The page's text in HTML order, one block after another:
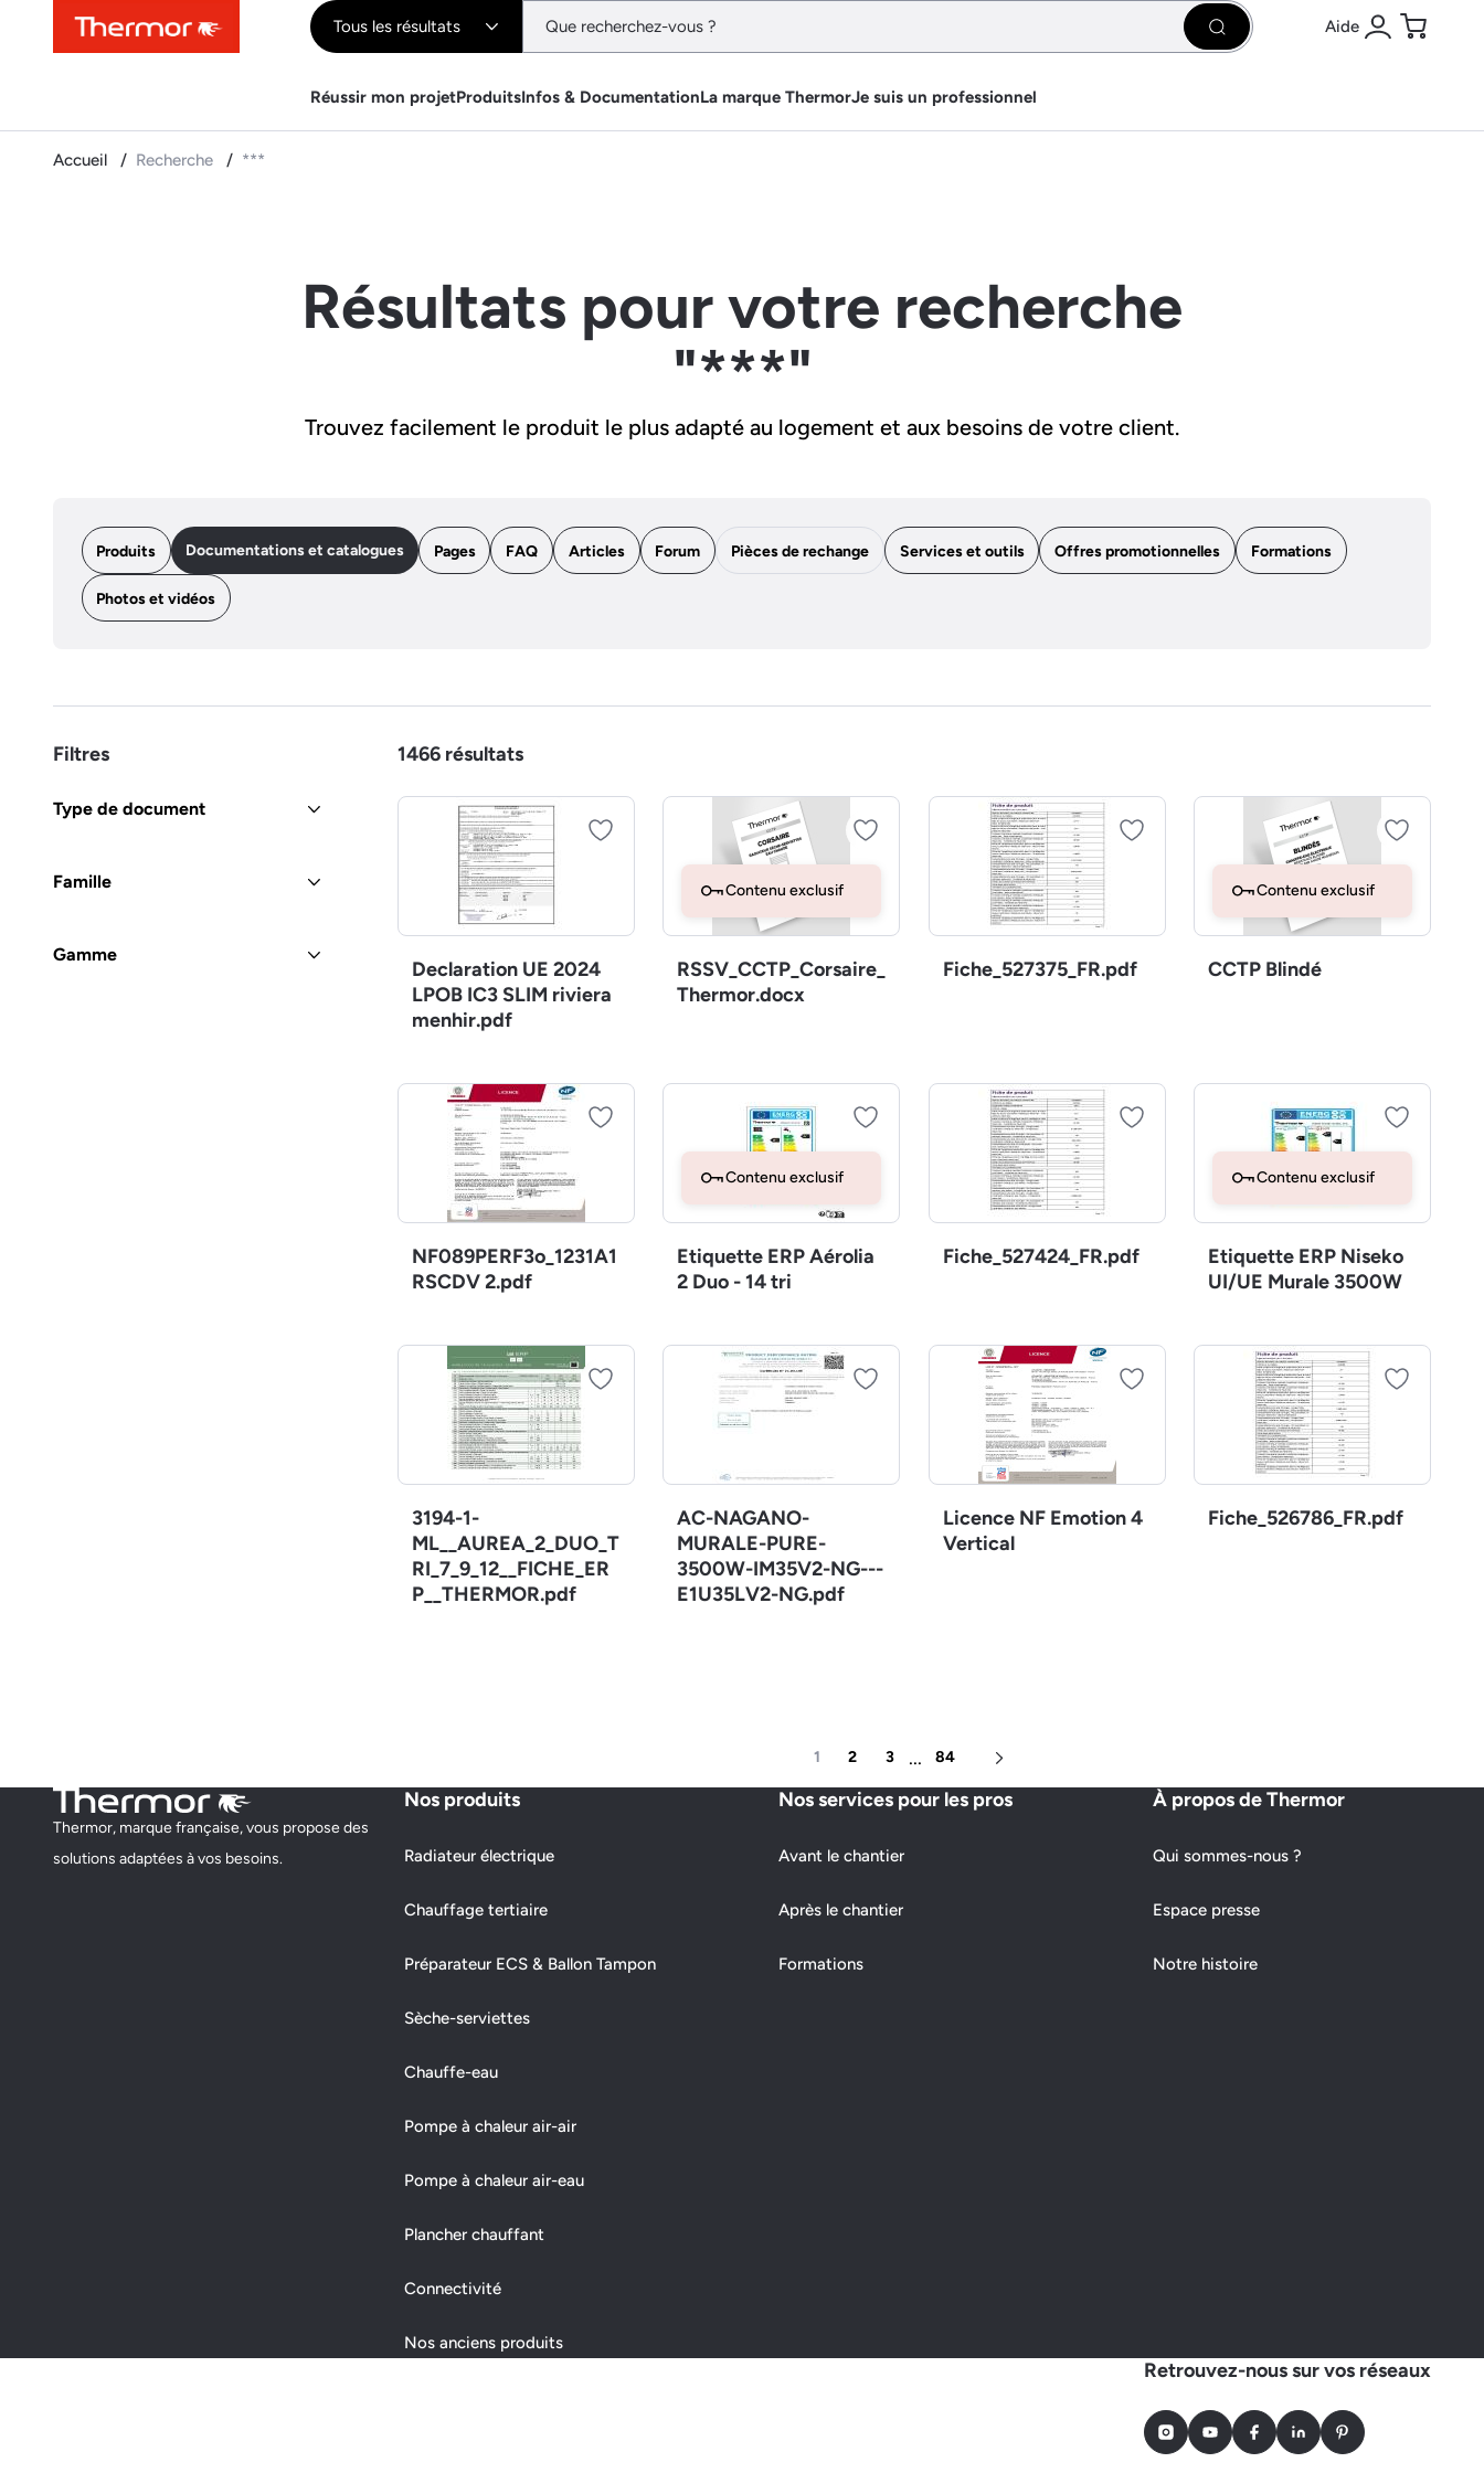
ContenuMenuRecherche Tous les résultats Rechercher Aide
Se connecter
Panier
Réussir mon projetProduitsInfos & DocumentationLa marque ThermorJe suis un professionnel
Accueil Recherche ***
Résultats pour votre recherche
"***"
Trouvez facilement le produit le plus adapté au logement et aux besoins de votre client.
Produits Documentations et catalogues Pages FAQ Articles Forum Pièces de rechange Services et outils Offres promotionnelles Formations
Photos et vidéos
Filtres
Type de document
Famille
Gamme
1466 résultats
Declaration UE 2024
LPOB IC3 SLIM riviera
menhir.pdf
Contenu exclusif
RSSV_CCTP_Corsaire_
Thermor.docx
Fiche_527375_FR.pdf
Contenu exclusif
CCTP Blindé
NF089PERF3o_1231A1
RSCDV 2.pdf
Contenu exclusif
Etiquette ERP Aérolia
2 Duo - 14 tri
Fiche_527424_FR.pdf
Contenu exclusif
Etiquette ERP Niseko
UI/UE Murale 3500W
3194-1-
ML__AUREA_2_DUO_T
RI_7_9_12__FICHE_ER
P__THERMOR.pdf
AC-NAGANO-
MURALE-PURE-
3500W-IM35V2-NG---
E1U35LV2-NG.pdf
Licence NF Emotion 4
Vertical
Fiche_526786_FR.pdf
1 2 3 ... 84
Page suivante
Thermor, marque française, vous propose des
solutions adaptées à vos besoins.
Nos produits
Radiateur électrique
Chauffage tertiaire
Préparateur ECS & Ballon Tampon
Sèche-serviettes
Chauffe-eau
Pompe à chaleur air-air
Pompe à chaleur air-eau
Plancher chauffant
Connectivité
Nos anciens produits
Nos services pour les pros
Avant le chantier
Après le chantier
Formations
À propos de Thermor
Qui sommes-nous ?
Espace presse
Notre histoire
Retrouvez-nous sur vos réseaux
InstagramYoutubeFacebookLinkedInPinterest